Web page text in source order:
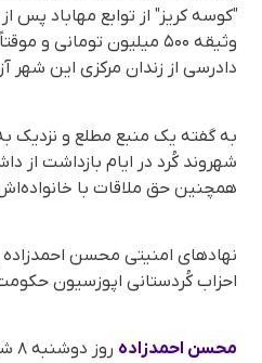
"کوسه کریز" از توابع مهاباد پس
وثیقه ۵۰۰ میلیون تومانی و
دادرسی از زندان مرکزی این شهر
به گفته یک منبع مطلع و نزدیک به
شهروند کُرد در ایام بازداشت
همچنین حق ملاقات با
نهادهای امنیتی محسن احمدزاده
احزاب كُردستانی اپوزسیون
محسن احمدزاده